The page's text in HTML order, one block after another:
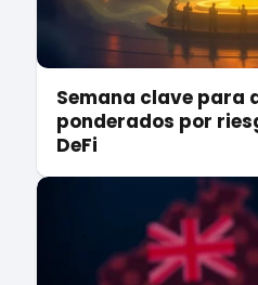
Semana clave para
ponderados por
DeFi